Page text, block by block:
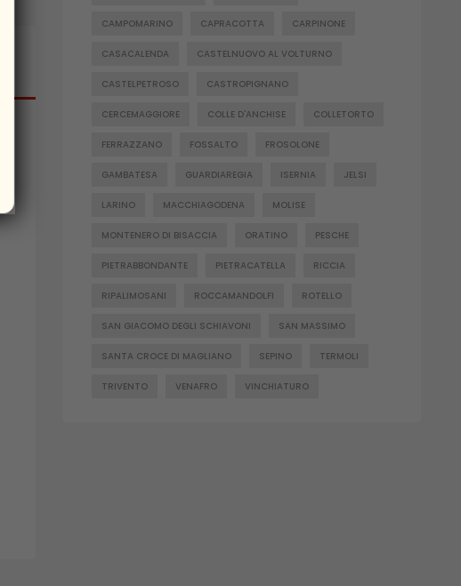
CAMPOMARINO CAPRACOTTA CARPINONE
CASACALENDA CASTELNUOVO AL VOLTURNO
CASTELPETROSO CASTROPIGNANO
CERCEMAGGIORE COLLE D'ANCHISE COLLETORTO
FERRAZZANO FOSSALTO FROSOLONE
GAMBATESA GUARDIAREGIA ISERNIA JELSI
LARINO MACCHIAGODENA MOLISE
MONTENERO DI BISACCIA ORATINO PESCHE
PIETRABBONDANTE PIETRACATELLA RICCIA
RIPALIMOSANI ROCCAMANDOLFI ROTELLO
SAN GIACOMO DEGLI SCHIAVONI SAN MASSIMO
SANTA CROCE DI MAGLIANO SEPINO TERMOLI
TRIVENTO VENAFRO VINCHIATURO